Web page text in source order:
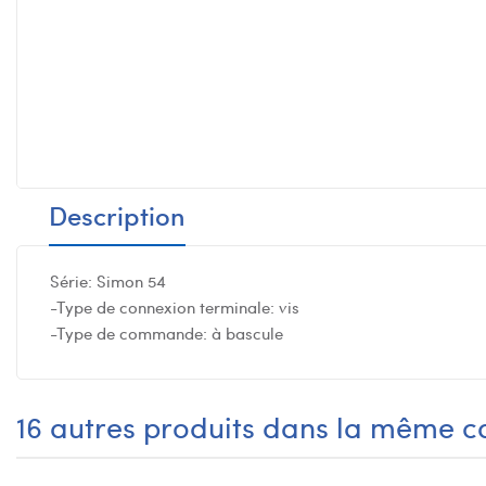
Description
Série: Simon 54
-Type de connexion terminale: vis
-Type de commande: à bascule
16 autres produits dans la même